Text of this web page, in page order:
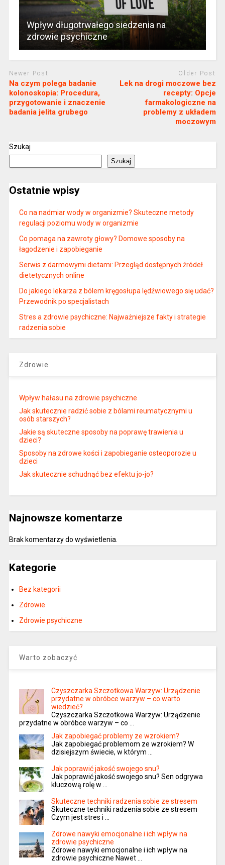
Wpływ długotrwałego siedzenia na
zdrowie psychiczne
Newer Post
Na czym polega badanie
kolonoskopia: Procedura,
przygotowanie i znaczenie
badania jelita grubego
Older Post
Lek na drogi moczowe bez
recepty: Opcje
farmakologiczne na
problemy z układem
moczowym
Szukaj
Szukaj
Ostatnie wpisy
Co na nadmiar wody w organizmie? Skuteczne metody
regulacji poziomu wody w organizmie
Co pomaga na zawroty głowy? Domowe sposoby na
łagodzenie i zapobieganie
Serwis z darmowymi dietami: Przegląd dostępnych źródeł
dietetycznych online
Do jakiego lekarza z bólem kręgosłupa lędźwiowego się udać?
Przewodnik po specjalistach
Stres a zdrowie psychiczne: Najważniejsze fakty i strategie
radzenia sobie
Zdrowie
Wpływ hałasu na zdrowie psychiczne
Jak skutecznie radzić sobie z bólami reumatycznymi u
osób starszych?
Jakie są skuteczne sposoby na poprawę trawienia u
dzieci?
Sposoby na zdrowe kości i zapobieganie osteoporozie u
dzieci
Jak skutecznie schudnąć bez efektu jo-jo?
Najnowsze komentarze
Brak komentarzy do wyświetlenia.
Kategorie
Bez kategorii
Zdrowie
Zdrowie psychiczne
Warto zobaczyć
Czyszczarka Szczotkowa Warzyw: Urządzenie
przydatne w obróbce warzyw – co warto
wiedzieć?
Czyszczarka Szczotkowa Warzyw: Urządzenie
przydatne w obróbce warzyw – co …
Jak zapobiegać problemy ze wzrokiem?
Jak zapobiegać problemom ze wzrokiem? W
dzisiejszym świecie, w którym …
Jak poprawić jakość swojego snu?
Jak poprawić jakość swojego snu? Sen odgrywa
kluczową rolę w …
Skuteczne techniki radzenia sobie ze stresem
Skuteczne techniki radzenia sobie ze stresem
Czym jest stres i …
Zdrowe nawyki emocjonalne i ich wpływ na
zdrowie psychiczne
Zdrowe nawyki emocjonalne i ich wpływ na
zdrowie psychiczne Nawet …